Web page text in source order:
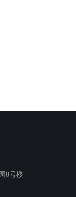
8号楼